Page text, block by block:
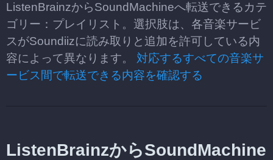
ListenBrainzからSoundMachineへ転送できるカテ
ゴリー：プレイリスト。選択肢は、各音楽サービ
スがSoundiizに読み取りと追加を許可している内
容によって異なります。 対応するすべての音楽サ
ービス間で転送できる内容を確認する
ListenBrainzからSoundMachine